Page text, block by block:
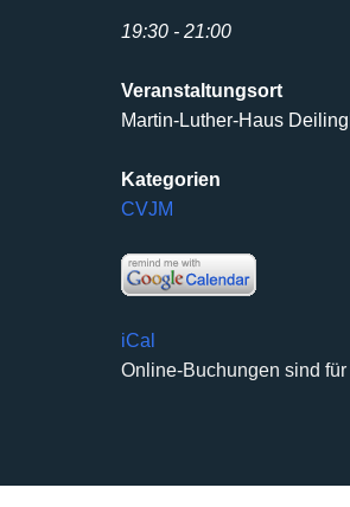
19:30 - 21:00
Veranstaltungsort
Martin-Luther-Haus
Kategorien
CVJM
iCal
Online-Buchungen sind